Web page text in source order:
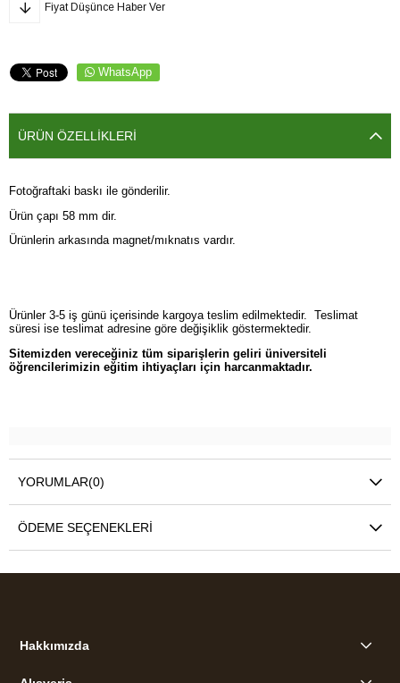
Fiyat Düşünce Haber Ver
WhatsApp
ÜRÜN ÖZELLIKLERI
Fotoğraftaki baskı ile gönderilir.
Ürün çapı 58 mm dir.
Ürünlerin arkasında magnet/mıknatıs vardır.
Ürünler 3-5 iş günü içerisinde kargoya teslim edilmektedir. Teslimat
süresi ise teslimat adresine göre değişiklik göstermektedir.
Sitemizden vereceğiniz tüm siparişlerin geliri üniversiteli
öğrencilerimizin eğitim ihtiyaçları için harcanmaktadır.
YORUMLAR(0)
ÖDEME SEÇENEKLERI
Hakkımızda